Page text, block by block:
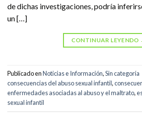
de dichas investigaciones, podría
un […]
CONTINUAR LEYENDO
Publicado enNoticias e Información,Sin categoría
consecuencias del abuso sexual infantil,
enfermedades asociadas al abuso y el maltrato,
sexual infantil